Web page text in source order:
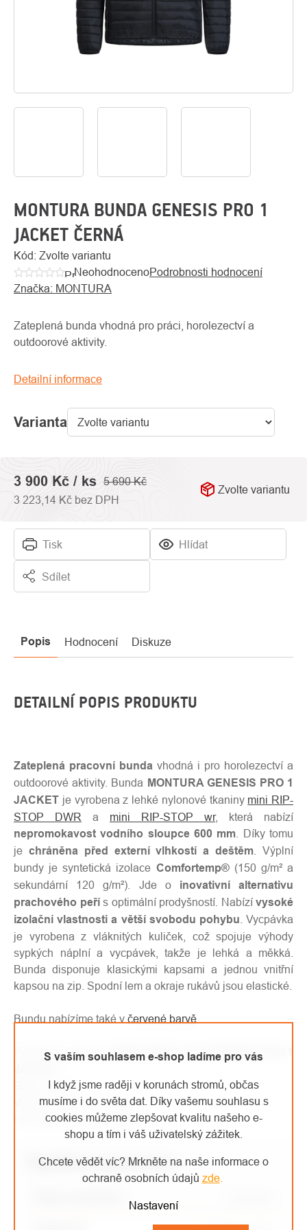
S vaším souhlasem e-shop ladíme pro vás
I když jsme raději v korunách stromů, občas
musíme i do světa dat. Díky vašemu souhlasu s
cookies můžeme zlepšovat kvalitu našeho e-
shopu a tím i váš uživatelský zážitek.
Chcete vědět víc? Mrkněte na naše informace o
ochraně osobních údajů zde.
Nastavení
O
MONTURA BUNDA GENESIS PRO 1
JACKET ČERNÁ
Kód: Zvolte variantu
Průměrné
hodnocení
je
0,0
5
NeohodnocenoPodrobnosti hodnocení
Značka: MONTURA
Varianta
Zateplená bunda vhodná pro práci, horolezectví a
outdoorové aktivity.
Detailní informace
Tisk Hlídat
Sdílet
5 690 Kč
3 900 Kč / ks
3 223,14 Kč bez DPH
Zvolte variantu
Popis Hodnocení Diskuze
DETAILNÍ POPIS PRODUKTU
Zateplená pracovní bunda vhodná i pro horolezectví a
outdoorové aktivity. Bunda MONTURA GENESIS PRO 1
JACKET je vyrobena z lehké nylonové tkaniny mini RIP-
STOP DWR a mini RIP-STOP wr, která nabízí
nepromokavost vodního sloupce 600 mm . Díky tomu
je chráněna před externí vlhkostí a deštěm . Výplní
bundy je syntetická izolace Comfortemp®(150 g/m² a
sekundární 120 g/m²). Jde o inovativní alternativu
prachového peřís optimální prodyšností. Nabízí vysoké
izolační vlastnosti a větší svobodu pohybu . Vycpávka
je vyrobena z vláknitých kuliček, což spojuje výhody
sypkých náplní a vycpávek, takže je lehká a měkká.
Bunda disponuje klasickými kapsami a jednou vnitřní
kapsou na zip. Spodní lem a okraje rukávů jsou elastické.
Bundu nabízíme také v červené barvě
Parametry produktuMONTURA bunda GENESIS PRO 1
Barva: černá
Velikost: S, M, L, XL, XXL
Hmotnost: 500 g (velikost M)
Doplňkové parametry